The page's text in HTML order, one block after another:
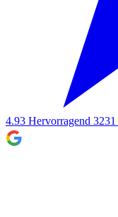
4.93 Hervorragend 3231